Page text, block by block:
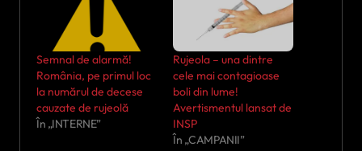
Semnal de alarmă!
România, pe primul loc
la numărul de decese
cauzate de rujeolă
În „INTERNE”
Rujeola – una dintre
cele mai contagioase
boli din lume!
Avertismentul lansat de
INSP
În „CAMPANII”